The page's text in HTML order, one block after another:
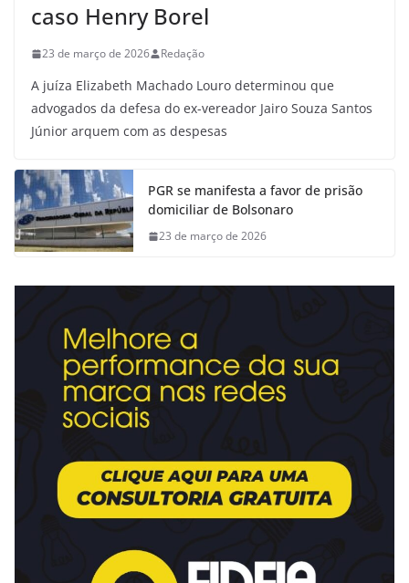
caso Henry Borel
23 de março de 2026 Redação
A juíza Elizabeth Machado Louro determinou que
advogados da defesa do ex-vereador Jairo Souza Santos
Júnior arquem com as despesas
PGR se manifesta a favor de prisão
domiciliar de Bolsonaro
23 de março de 2026